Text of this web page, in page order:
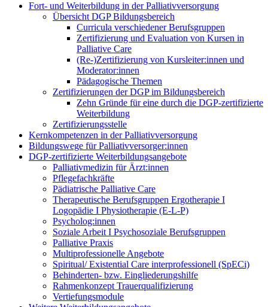
Fort- und Weiterbildung in der Palliativversorgung
Übersicht DGP Bildungsbereich
Curricula verschiedener Berufsgruppen
Zertifizierung und Evaluation von Kursen in
Palliative Care
(Re-)Zertifizierung von Kursleiter:innen und
Moderator:innen
Pädagogische Themen
Zertifizierungen der DGP im Bildungsbereich
Zehn Gründe für eine durch die DGP-zertifizierte
Weiterbildung
Zertifizierungsstelle
Kernkompetenzen in der Palliativversorgung
Bildungswege für Palliativversorger:innen
DGP-zertifizierte Weiterbildungsangebote
Palliativmedizin für Ärzt:innen
Pflegefachkräfte
Pädiatrische Palliative Care
Therapeutische Berufsgruppen Ergotherapie I
Logopädie I Physiotherapie (E-L-P)
Psycholog:innen
Soziale Arbeit I Psychosoziale Berufsgruppen
Palliative Praxis
Multiprofessionelle Angebote
Spiritual/ Existential Care interprofessionell (SpECi)
Behinderten- bzw. Eingliederungshilfe
Rahmenkonzept Trauerqualifizierung
Vertiefungsmodule